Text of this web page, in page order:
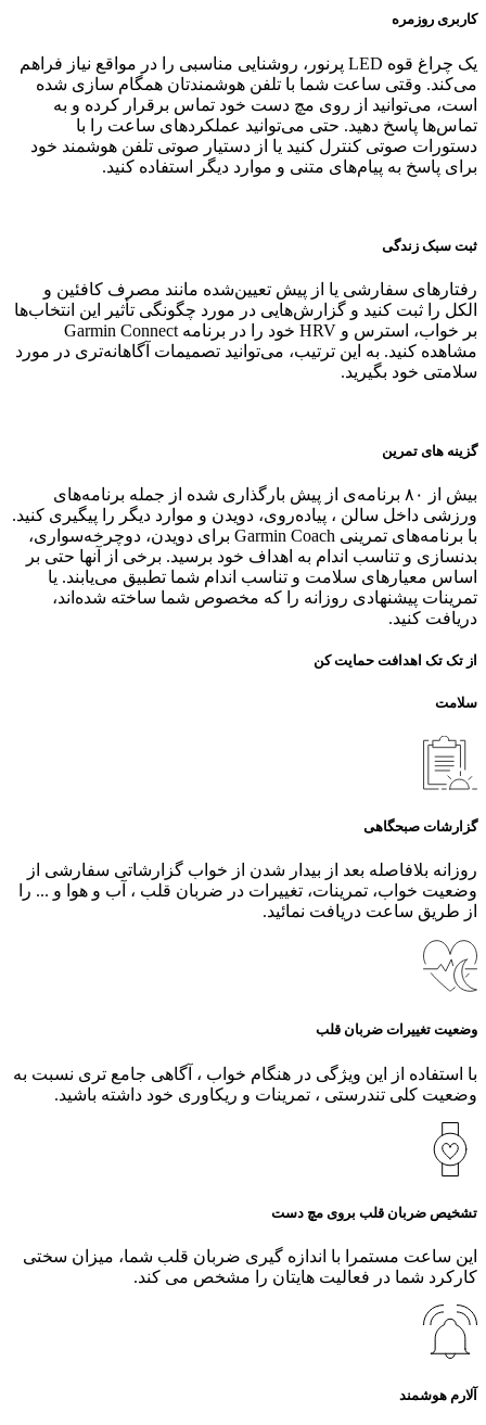
کاربری روزمره
یک چراغ قوه LED پرنور، روشنایی مناسبی را در مواقع نیاز فراهم
می‌کند. وقتی ساعت شما با تلفن هوشمندتان همگام سازی شده
است، می‌توانید از روی مچ دست خود تماس برقرار کرده و به
تماس‌ها پاسخ دهید. حتی می‌توانید عملکردهای ساعت را با
دستورات صوتی کنترل کنید یا از دستیار صوتی تلفن هوشمند خود
برای پاسخ به پیام‌های متنی و موارد دیگر استفاده کنید.
ثبت سبک زندگی
رفتارهای سفارشی یا از پیش تعیین‌شده مانند مصرف کافئین و
الکل را ثبت کنید و گزارش‌هایی در مورد چگونگی تأثیر این انتخاب‌ها
بر خواب، استرس و HRV خود را در برنامه Garmin Connect
مشاهده کنید. به این ترتیب، می‌توانید تصمیمات آگاهانه‌تری در مورد
سلامتی خود بگیرید.
گزینه های تمرین
بیش از ۸۰ برنامه‌ی از پیش بارگذاری شده از جمله برنامه‌های
ورزشی داخل سالن ، پیاده‌روی، دویدن و موارد دیگر را پیگیری کنید.
با برنامه‌های تمرینی Garmin Coach برای دویدن، دوچرخه‌سواری،
بدنسازی و تناسب اندام به اهداف خود برسید. برخی از آنها حتی بر
اساس معیارهای سلامت و تناسب اندام شما تطبیق می‌یابند. یا
تمرینات پیشنهادی روزانه را که مخصوص شما ساخته شده‌اند،
دریافت کنید.
از تک تک اهدافت حمایت کن
سلامت
گزارشات صبحگاهی
روزانه بلافاصله بعد از بیدار شدن از خواب گزارشاتی سفارشی از
وضعیت خواب، تمرینات، تغییرات در ضربان قلب ، آب و هوا و ... را
از طریق ساعت دریافت نمائید.
وضعیت تغییرات ضربان قلب
با استفاده از این ویژگی در هنگام خواب ، آگاهی جامع تری نسبت به
وضعیت کلی تندرستی ، تمرینات و ریکاوری خود داشته باشید.
تشخیص ضربان قلب بروی مچ دست
این ساعت مستمرا با اندازه گیری ضربان قلب شما، میزان سختی
کارکرد شما در فعالیت هایتان را مشخص می کند.
آلارم هوشمند